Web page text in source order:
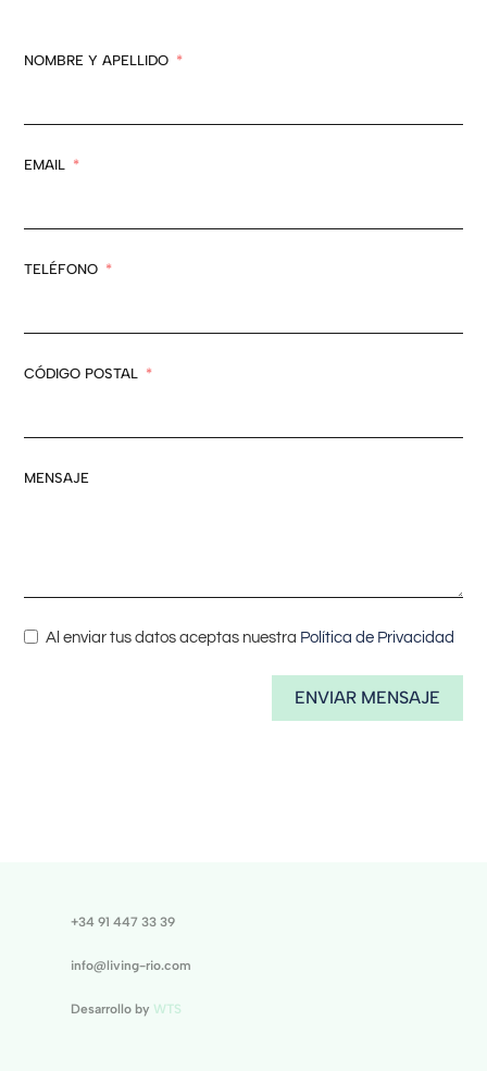
NOMBRE Y APELLIDO
EMAIL
TELÉFONO
CÓDIGO POSTAL
MENSAJE
Al enviar tus datos aceptas nuestra Política de Privacidad
ENVIAR MENSAJE
+34 91 447 33 39
info@living-rio.com
Desarrollo by WTS